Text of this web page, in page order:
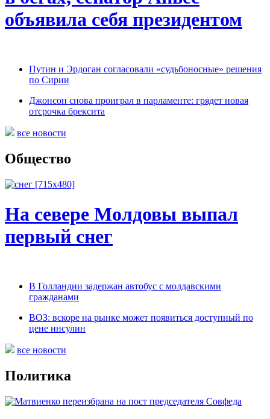
объявила себя президентом
Путин и Эрдоган согласовали «судьбоносные» решения
по Сирии
Джонсон снова проиграл в парламенте: грядет новая
отсрочка брексита
все новости
Общество
На севере Молдовы выпал
первый снег
В Голландии задержан автобус с молдавскими
гражданами
ВОЗ: вскоре на рынке может появиться доступный по
цене инсулин
все новости
Политика